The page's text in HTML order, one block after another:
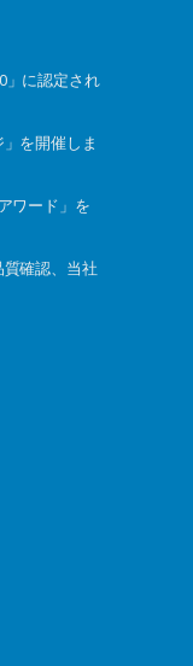
」に認定され
を開催しま
ワード」を
確認、当社